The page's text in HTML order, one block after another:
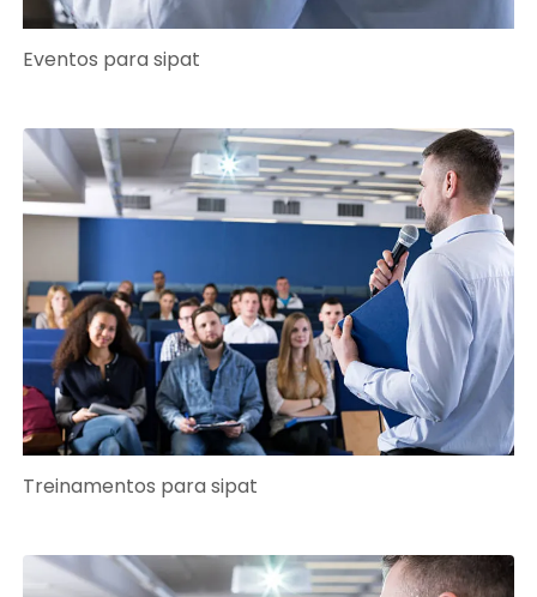
Eventos para sipat
Treinamentos para sipat